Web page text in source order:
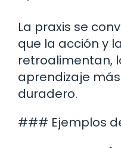
La praxis se
que la acción y
retroalimentan,
aprendizaje
duradero.
### Ejemplos